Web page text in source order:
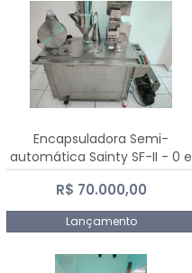
Encapsuladora Semi-
automática Sainty SF-II - 0 e
00
R$ 70.000,00
Lançamento